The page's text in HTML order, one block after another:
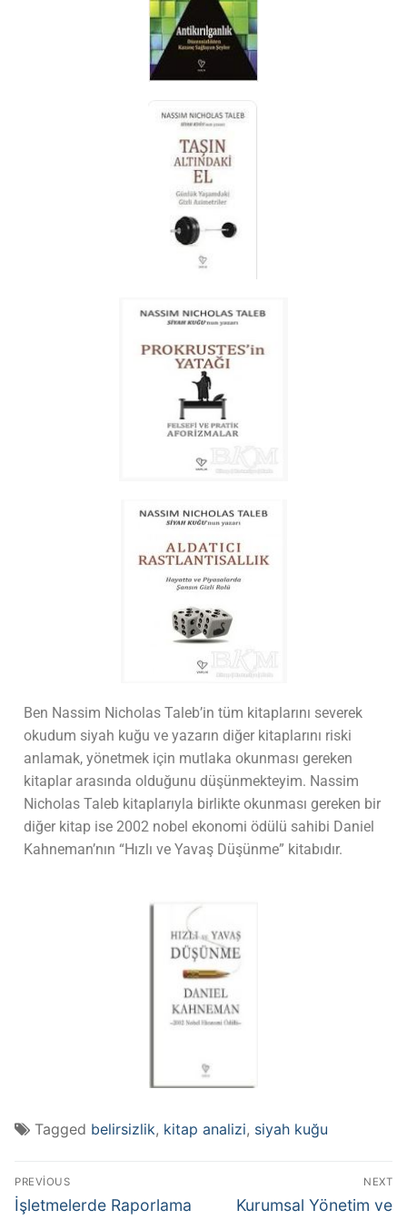
Ben Nassim Nicholas Taleb’in tüm kitaplarını severek
okudum siyah kuğu ve yazarın diğer kitaplarını riski
anlamak, yönetmek için mutlaka okunması gereken
kitaplar arasında olduğunu düşünmekteyim. Nassim
Nicholas Taleb kitaplarıyla birlikte okunması gereken bir
diğer kitap ise 2002 nobel ekonomi ödülü sahibi Daniel
Kahneman’nın “Hızlı ve Yavaş Düşünme” kitabıdır.
Tagged belirsizlik, kitap analizi, siyah kuğu
PREVIOUS
İşletmelerde Raporlama
NEXT
Kurumsal Yönetim ve